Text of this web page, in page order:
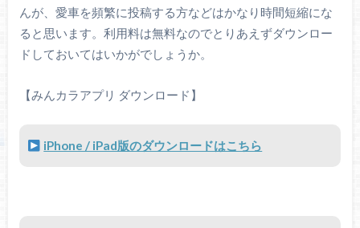
んが、愛車を頻繁に投稿する方などはかなり時間短縮にな
ると思います。利用料は無料なのでとりあえずダウンロー
ドしておいてはいかがでしょうか。
【みんカラアプリ ダウンロード】
iPhone / iPad版のダウンロードはこちら